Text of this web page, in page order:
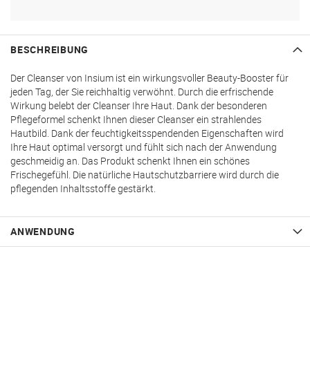
BESCHREIBUNG
Der Cleanser von Insium ist ein wirkungsvoller Beauty-Booster für
jeden Tag, der Sie reichhaltig verwöhnt. Durch die erfrischende
Wirkung belebt der Cleanser Ihre Haut. Dank der besonderen
Pflegeformel schenkt Ihnen dieser Cleanser ein strahlendes
Hautbild. Dank der feuchtigkeitsspendenden Eigenschaften wird
Ihre Haut optimal versorgt und fühlt sich nach der Anwendung
geschmeidig an. Das Produkt schenkt Ihnen ein schönes
Frischegefühl. Die natürliche Hautschutzbarriere wird durch die
pflegenden Inhaltsstoffe gestärkt.
ANWENDUNG